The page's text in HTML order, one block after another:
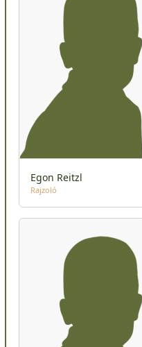
Egon Reitzl
Rajzoló